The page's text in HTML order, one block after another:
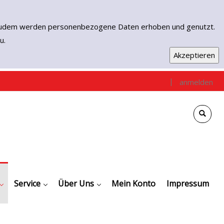
werden personenbezogene Daten erhoben und genutzt.
| anmelden
/ Empfehlungen
Downloads
Digitale Angebote
Service Kontakt
Unser Team
Über Uns Mein Konto Impressum